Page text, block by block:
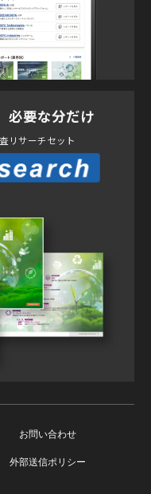
要な分だけ
リサーチセット
お問い合わせ
外部送信ポリシー